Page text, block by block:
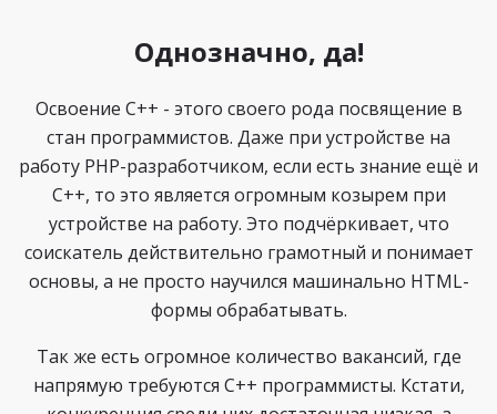
Однозначно, да!
Освоение C++ - этого своего рода посвящение в
стан программистов. Даже при устройстве на
работу PHP-разработчиком, если есть знание ещё и
C++, то это является огромным козырем при
устройстве на работу. Это подчёркивает, что
соискатель действительно грамотный и понимает
основы, а не просто научился машинально HTML-
формы обрабатывать.
Так же есть огромное количество вакансий, где
напрямую требуются C++ программисты. Кстати,